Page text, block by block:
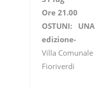
Ore 21.00
OSTUNI:
edizione-
Villa Comunale
Fioriverdi